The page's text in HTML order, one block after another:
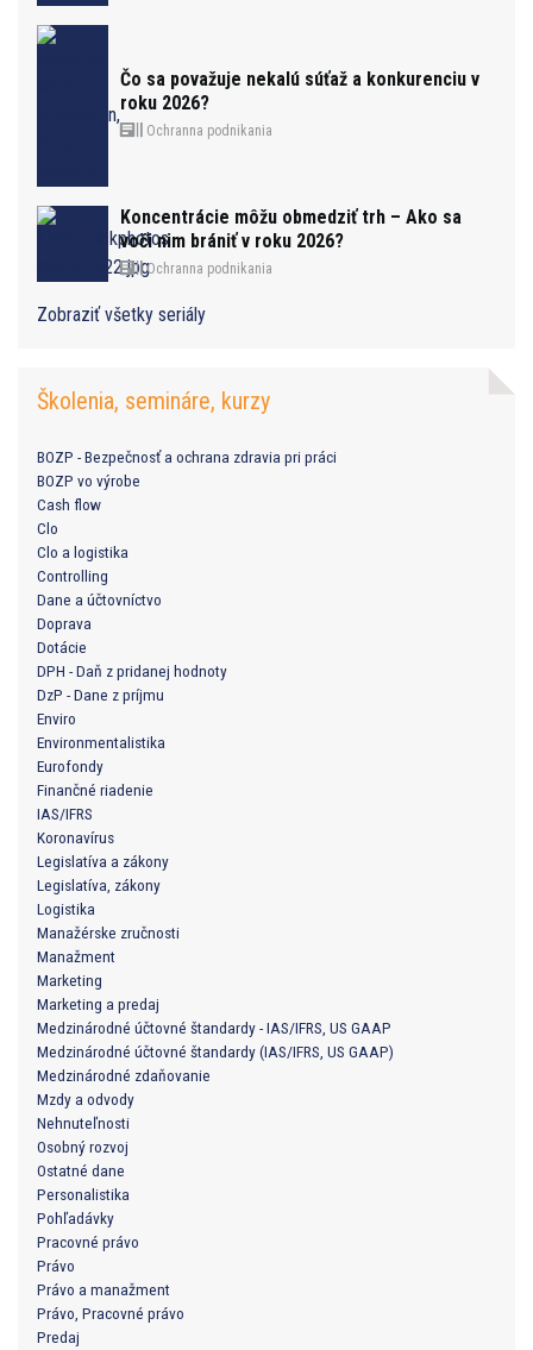
Čo sa považuje nekalú súťaž a konkurenciu v
roku 2026?
Ochranna podnikania
Koncentrácie môžu obmedziť trh – Ako sa
voči nim brániť v roku 2026?
Ochranna podnikania
Zobraziť všetky seriály
Školenia, semináre, kurzy
BOZP - Bezpečnosť a ochrana zdravia pri práci
BOZP vo výrobe
Cash flow
Clo
Clo a logistika
Controlling
Dane a účtovníctvo
Doprava
Dotácie
DPH - Daň z pridanej hodnoty
DzP - Dane z príjmu
Enviro
Environmentalistika
Eurofondy
Finančné riadenie
IAS/IFRS
Koronavírus
Legislatíva a zákony
Legislatíva, zákony
Logistika
Manažérske zručnosti
Manažment
Marketing
Marketing a predaj
Medzinárodné účtovné štandardy - IAS/IFRS, US GAAP
Medzinárodné účtovné štandardy (IAS/IFRS, US GAAP)
Medzinárodné zdaňovanie
Mzdy a odvody
Nehnuteľnosti
Osobný rozvoj
Ostatné dane
Personalistika
Pohľadávky
Pracovné právo
Právo
Právo a manažment
Právo, Pracovné právo
Predaj